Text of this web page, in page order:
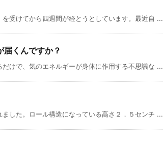
受けてから四週間が経とうとしています。最近自 ...
届くんですか？
けで、気のエネルギーが身体に作用する不思議な ...
した。ロール構造になっている高さ２．５センチ ...